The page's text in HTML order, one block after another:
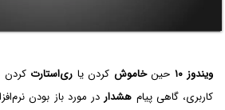
ویندوز ۱۰ حینخاموش کردن یا ری‌استارت
کاربری، گاهی پیام هشدار در مورد باز بودن